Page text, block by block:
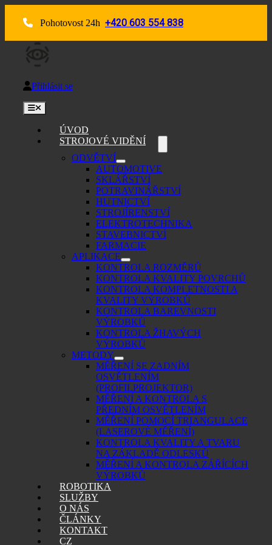
Pohotovost 24h +420 603 554 838
Přihlásit se
Toggle
ÚVOD
STROJOVÉ VIDĚNÍ
ODVĚTVÍ
AUTOMOTIVE
SKLÁŘSTVÍ
POTRAVINÁŘSTVÍ
HUTNICTVÍ
STROJÍRENSTVÍ
ELEKTROTECHNIKA
STAVEBNICTVÍ
FARMACIE
APLIKACE
KONTROLA ROZMĚRŮ
KONTROLA KVALITY POVRCHŮ
KONTROLA KOMPLETNOSTI A
KVALITY VÝROBKŮ
KONTROLA BAREVNOSTI
VÝROBKŮ
KONTROLA ŽHAVÝCH
VÝROBKŮ
METODY
MĚŘENÍ SE ZADNÍM
OSVĚTLENÍM
(PROFILPROJEKTOR)
MĚŘENÍ A KONTROLA S
PŘEDNÍM OSVĚTLENÍM
MĚŘENÍ POMOCÍ TRIANGULACE
(LASEROVÉ MĚŘENÍ)
KONTROLA KVALITY A TVARU
NA ZÁKLADĚ ODLESKŮ
MĚŘENÍ A KONTROLA ZÁŘÍCÍCH
VÝROBKŮ
ROBOTIKA
SLUŽBY
O NÁS
ČLÁNKY
KONTAKT
CZ